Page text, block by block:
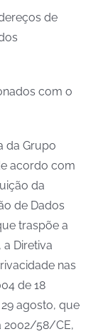
de
com o
da Grupo
acordo com
da
de Dados
traspõe a
a Diretiva
nas
de 18
agosto, que
2002/58/CE,